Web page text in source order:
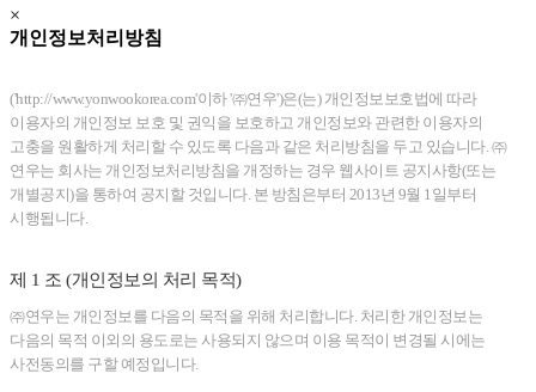
×
개인정보처리방침
('http://www.yonwookorea.com'이하 '㈜연우')은(는) 개인정보보호법에 따라
이용자의 개인정보 보호 및 권익을 보호하고 개인정보와 관련한 이용자의
고충을 원활하게 처리할 수 있도록 다음과 같은 처리방침을 두고 있습니다. ㈜
연우는 회사는 개인정보처리방침을 개정하는 경우 웹사이트 공지사항(또는
개별공지)을 통하여 공지할 것입니다. 본 방침은부터 2013년 9월 1일부터
시행됩니다.
제 1 조 (개인정보의 처리 목적)
㈜연우는 개인정보를 다음의 목적을 위해 처리합니다. 처리한 개인정보는
다음의 목적 이외의 용도로는 사용되지 않으며 이용 목적이 변경될 시에는
사전동의를 구할 예정입니다.